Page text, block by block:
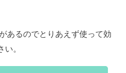
あるのでとりあえず使って効
。